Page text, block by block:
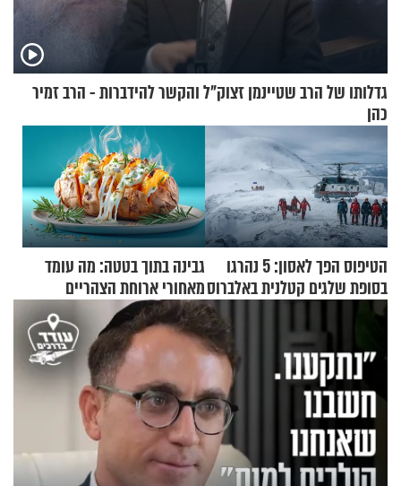
גדלותו של הרב שטיינמן זצוק"ל והקשר להידברות - הרב זמיר
כהן
הטיפוס הפך לאסון: 5 נהרגו
בסופת שלגים קטלנית באלברוס
גבינה בתוך בטטה: מה עומד
מאחורי ארוחת הצהריים
שכבשה את הרשת?